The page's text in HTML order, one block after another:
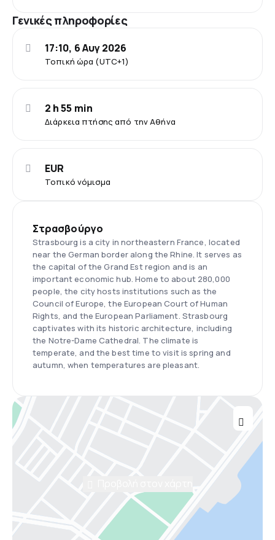
Γενικές πληροφορίες
Τοπική ώρα (UTC+1)
17:10, 6 Αυγ 2026
Διάρκεια πτήσης από την Αθήνα
2 h 55 min
Τοπικό νόμισμα
EUR
Στρασβούργο
Strasbourg is a city in northeastern France, located
near the German border along the Rhine. It serves as
the capital of the Grand Est region and is an
important economic hub. Home to about 280,000
people, the city hosts institutions such as the
Council of Europe, the European Court of Human
Rights, and the European Parliament. Strasbourg
captivates with its historic architecture, including
the Notre-Dame Cathedral. The climate is
temperate, and the best time to visit is spring and
autumn, when temperatures are pleasant.